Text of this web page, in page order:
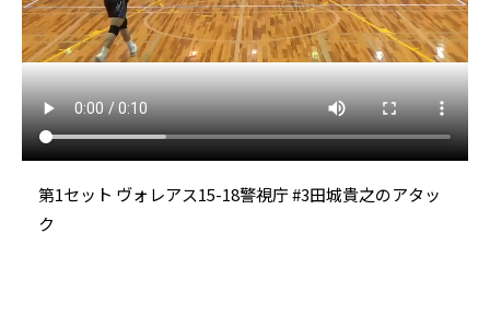
第1セット ヴォレアス15-18警視庁 #3田城貴之のアタッ
ク